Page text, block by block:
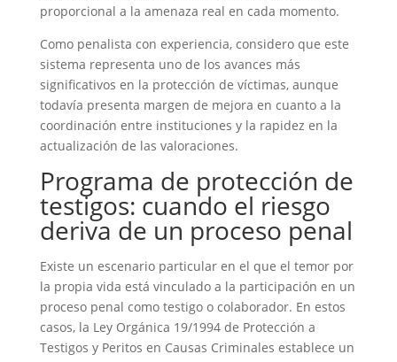
proporcional a la amenaza real en cada momento.
Como penalista con experiencia, considero que este
sistema representa uno de los avances más
significativos en la protección de víctimas, aunque
todavía presenta margen de mejora en cuanto a la
coordinación entre instituciones y la rapidez en la
actualización de las valoraciones.
Programa de protección de
testigos: cuando el riesgo
deriva de un proceso penal
Existe un escenario particular en el que el temor por
la propia vida está vinculado a la participación en un
proceso penal como testigo o colaborador. En estos
casos, la Ley Orgánica 19/1994 de Protección a
Testigos y Peritos en Causas Criminales establece un